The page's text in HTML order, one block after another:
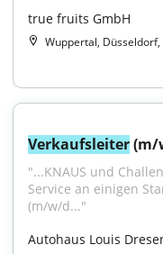
true fruits GmbH
Wuppertal,
Verkaufsleiter (m/
"...KNAUS und
Service an einigen
(m/w/d..."
Autohaus Louis